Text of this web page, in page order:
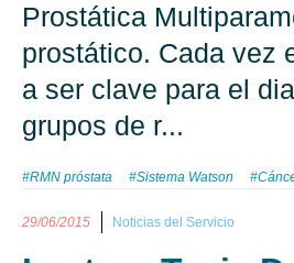
Prostática
prostático. Cada vez
a ser clave para el
grupos de r...
#RMN próstata #Sistema Watson
29/06/2015 Noticias del Servicio